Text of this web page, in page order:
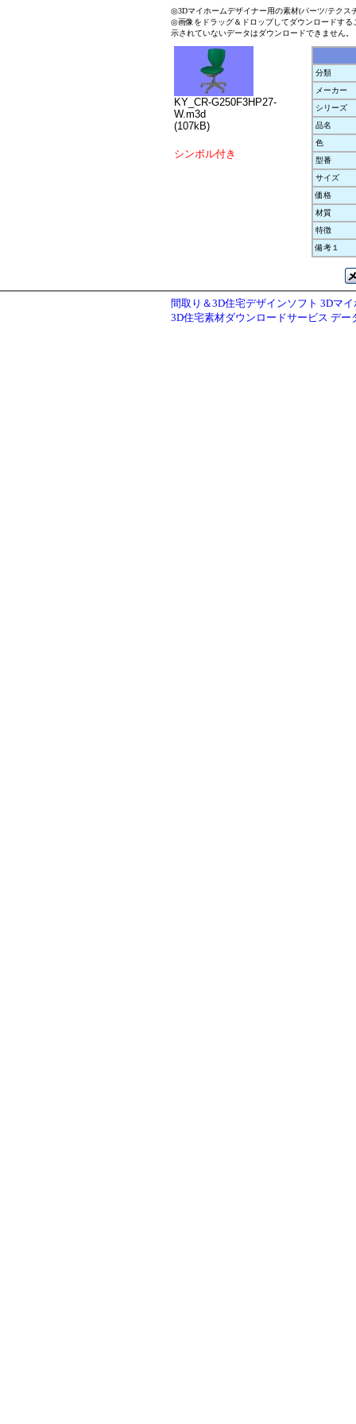
◎3Dマイホームデザイナー用の素材(パーツ/テクス
◎画像をドラッグ＆ドロップしてダウンロードす
示されていないデータはダウンロードできません。
KY_CR-G250F3HP27-
W.m3d
(107kB)
シンボル付き
分類
メーカー
シリーズ
品名
色
型番
サイズ
価格
材質
特徴
備考１
間取り＆3D住宅デザインソフト 3Dマ
3D住宅素材ダウンロードサービス デー